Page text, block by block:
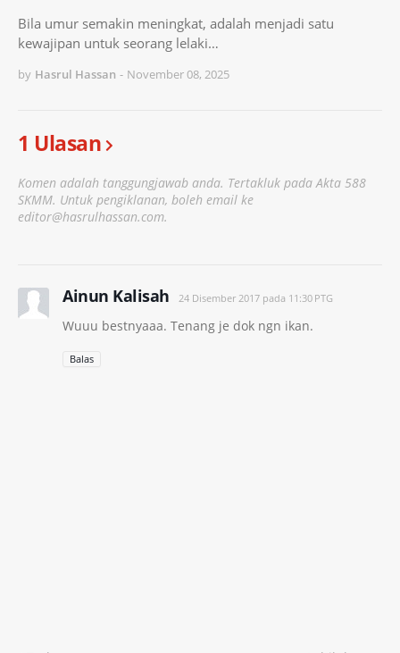
Bila umur semakin meningkat, adalah menjadi satu
kewajipan untuk seorang lelaki…
by Hasrul Hassan - November 08, 2025
1 Ulasan
Komen adalah tanggungjawab anda. Tertakluk pada Akta 588
SKMM. Untuk pengiklanan, boleh email ke
editor@hasrulhassan.com.
Ainun Kalisah 24 Disember 2017 pada 11:30 PTG
Wuuu bestnyaaa. Tenang je dok ngn ikan.
Balas